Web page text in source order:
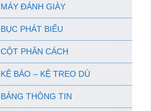
MÁY ĐÁNH GIÀY
BỤC PHÁT BIỂU
CỘT PHÂN CÁCH
KỆ BÁO – KỆ TREO DÙ
BẢNG THÔNG TIN